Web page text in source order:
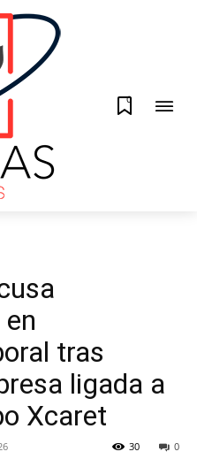
0
tras
ligada a
Xcaret
0
30